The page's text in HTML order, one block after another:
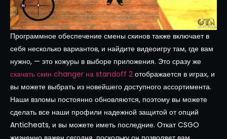
Программное обеспечение смены скинов также включает в
себя несколько вариантов, и найдите видеоигру там, где вам
нужно, — это кожуры в выборе приложения. Это сразу же
скачать скин changer на standoff 2 отображается в играх, и
вы можете выбрать из новейшего доступного ассортимента.
Наши взломы постоянно обновляются, поэтому вы можете
сделать все наши профили надежной защитой от опций
Anticheats, и вы можете иметь последние. Откат CSGO